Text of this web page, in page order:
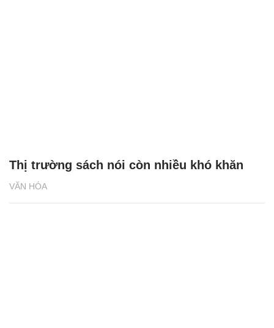
VĂN HÓA
Thị trường sách nói còn nhiều khó khăn